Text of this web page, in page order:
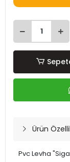
Ürün
Pvc Levha